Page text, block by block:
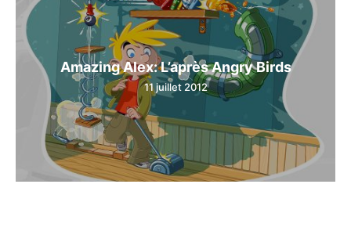
Amazing Alex: L’après Angry Birds
11 juillet 2012